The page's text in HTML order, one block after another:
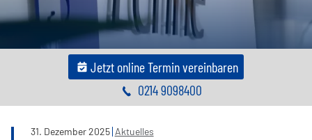
Jetzt online Termin vereinbaren
0214 9098400
31. Dezember2025 Aktuelles